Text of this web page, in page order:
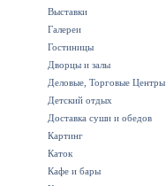
Выставки
Галереи
Гостиницы
Дворцы и залы
Деловые, Торговые Центры
Детский отдых
Доставка суши и обедов
Картинг
Каток
Кафе и бары